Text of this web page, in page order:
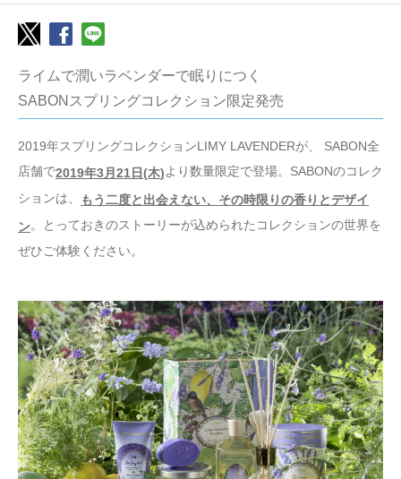
ライムで潤いラベンダーで眠りにつく
SABONスプリングコレクション限定発売
2019年スプリングコレクションLIMY LAVENDERが、 SABON全
店舗で2019年3月21日(木)より数量限定で登場。SABONのコレク
ションは、
もう二度と出会えない、その時限りの香りとデザイ
ン。とっておきのストーリーが込められたコレクションの世界を
ぜひご体験ください。